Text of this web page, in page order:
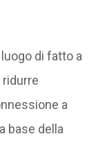
di fatto a
a
base della